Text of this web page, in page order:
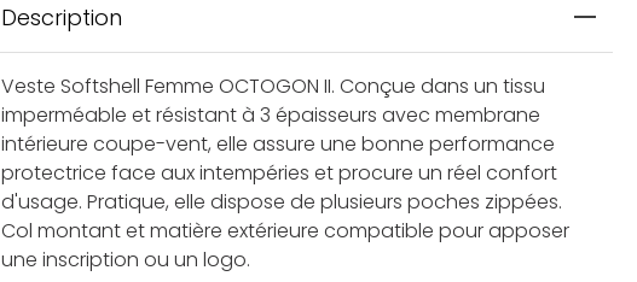
Description
Veste Softshell Femme OCTOGON II. Conçue dans un tissu
imperméable et résistant à 3 épaisseurs avec membrane
intérieure coupe-vent, elle assure une bonne performance
protectrice face aux intempéries et procure un réel confort
d'usage. Pratique, elle dispose de plusieurs poches zippées.
Col montant et matière extérieure compatible pour apposer
une inscription ou un logo.